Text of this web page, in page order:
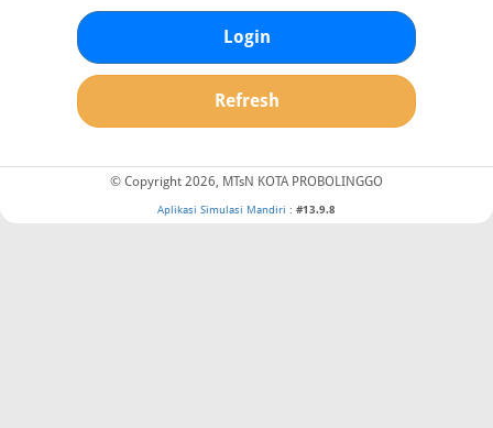
Login
Refresh
© Copyright 2026, MTsN KOTA PROBOLINGGO
Aplikasi Simulasi Mandiri : #13.9.8